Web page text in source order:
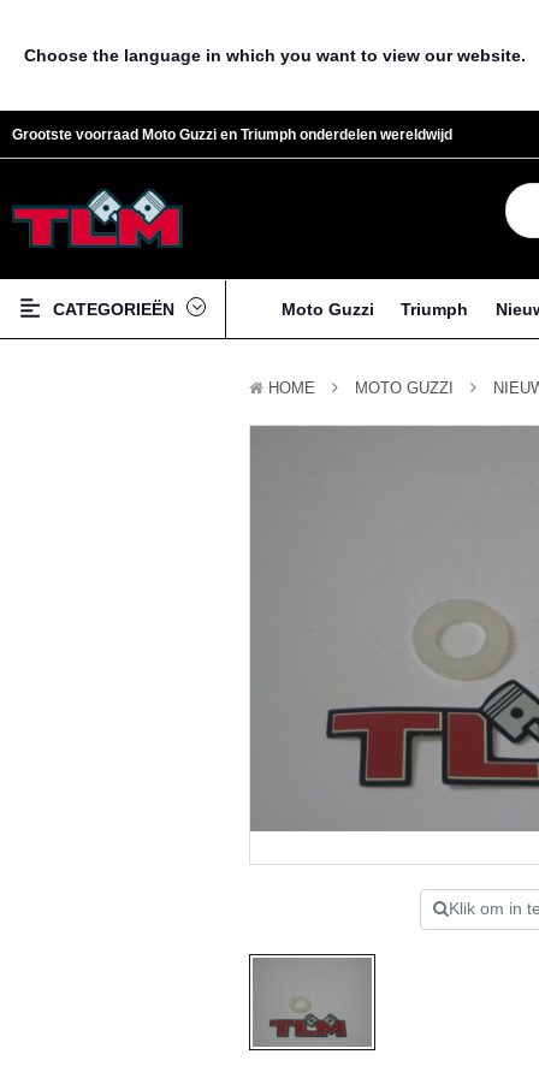
Choose the language in which you want to view our website.
Grootste voorraad Moto Guzzi en Triumph onderdelen wereldwijd
CATEGORIEËN Moto Guzzi Triumph
HOME MOTO GUZZI
Klik om in